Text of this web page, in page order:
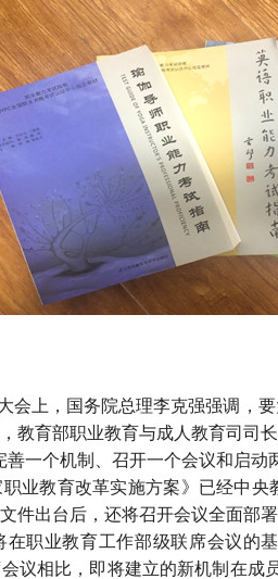
会上，国务院总理李克强强调，
教育部职业教育与成人教育司司
善一个机制、召开一个会议和启动
业教育改革实施方案》已经中央
件出台后，还将召开会议全面部署
职业教育工作部级联席会议的
议相比，即将建立的新机制在成